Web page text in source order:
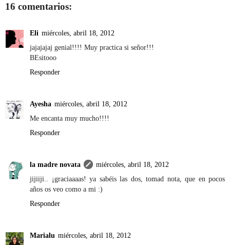
16 comentarios:
Eli miércoles, abril 18, 2012
jajajajaj genial!!!! Muy practica si señor!!!
BEsitooo
Responder
Ayesha miércoles, abril 18, 2012
Me encanta muy mucho!!!!
Responder
la madre novata
miércoles, abril 18, 2012
jijiiji.. ¡graciaaaas! ya sabéis las dos, tomad nota, que en pocos
años os veo como a mi :)
Responder
Marialu miércoles, abril 18, 2012